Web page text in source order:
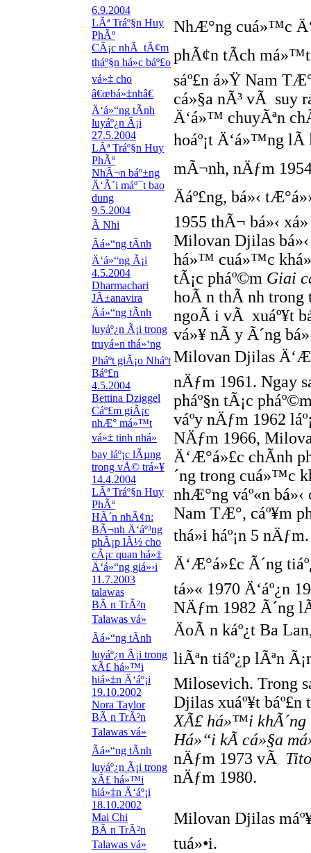
6.9.2004
LÃª Tráº§n Huy
PhÃº
CÃ¡c nhÃ tÃ¢m
tháº§n há»c báº£o
vá»‡ cho
â€œbá»‡nhâ€
Ä‘á»“ng tÃ­nh
luyáº¿n Ã¡i
27.5.2004
LÃª Tráº§n Huy
PhÃº
NhÃ¬n báº±ng
Ä‘Ã´i máº¯t bao
dung
9.5.2004
Ã Nhi
Ãá»“ng tÃ­nh
Ä‘á»“ng Ã¡i
4.5.2004
Dharmachari
JÃ±anavira
Äá»“ng tÃ­nh
luyáº¿n Ã¡i trong
truyá»n thá»‘ng
Pháº­t giÃ¡o Nháº­t
Báº£n
4.5.2004
Bettina Dziggel
Cáº£m giÃ¡c
nhÆ° má»™t
vá»‡ tinh nhá»
bay láº¡c lÃµng
trong vÅ© trá»¥
14.4.2004
LÃª Tráº§n Huy
PhÃº
HÃ´n nhÃ¢n:
BÃ¬nh Ä‘áº³ng
phÃ¡p lÃ½ cho
cÃ¡c quan há»‡
Ä‘á»“ng giá»›i
11.7.2003
talawas
BÃ n TrÃ²n
Talawas vá»
Ãá»“ng tÃ­nh
luyáº¿n Ã¡i trong
xÃ£ há»™i
hiá»‡n Ä‘áº¡i
19.10.2002
Nora Taylor
BÃ n TrÃ²n
Talawas vá»
Ãá»“ng tÃ­nh
luyáº¿n Ã¡i trong
xÃ£ há»™i
hiá»‡n Ä‘áº¡i
18.10.2002
Mai Chi
BÃ n TrÃ²n
Talawas vá»
NhÆ°ng cuá»™c
phÃ¢n tÃ­ch má»™t
sáº£n á»Ÿ Nam
cá»§a nÃ³ vÃ suy
Ä‘á»™ chuyÃªn
hoáº¡t Ä‘á»™ng lÃ­
mÃ¬nh, nÄƒm
Äáº£ng, bá»‹
1955 thÃ¬ bá»‹
Milovan Djilas
há»™ cuá»™c
tÃ¡c pháº©m Giai
hoÃ n thÃ nh trong
ngoÃ i vÃ xuáº¥t
vá»¥ nÃ y Ã´ng
Milovan Djilas
nÄƒm 1961. Ngay
pháº§n tÃ¡c
váº­y nÄƒm 1962
NÄƒm 1966,
Ä‘Æ°á»£c chÃ­nh
´ng trong cuá»™c
nhÆ°ng váº«n bá»‹
Nam TÆ°, cáº¥m
thá»i háº¡n 5
Ä‘Æ°á»£c Ã´ng
tá»« 1970 Ä‘áº¿n
NÄƒm 1982 Ã´ng
ÄoÃ n káº¿t Ba
liÃªn tiáº¿p lÃªn
Milosevich. Trong
Djilas xuáº¥t báº£n
XÃ£ há»™i khÃ´ng
Há»“i kÃ­ cá»§a
nÄƒm 1973 vÃ
nÄƒm 1980.
Milovan Djilas
tuá»•i.